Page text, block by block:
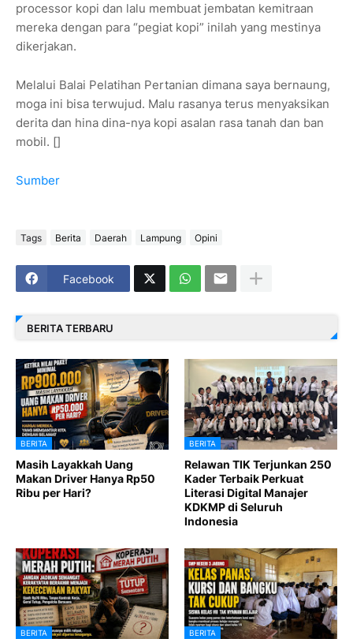
processor kopi dan lalu membuat jembatan kemitraan
mereka dengan para “pegiat kopi” inilah yang mestinya
dikerjakan.
Melalui Balai Pelatihan Pertanian dimana saya bernaung,
moga ini bisa terwujud. Malu rasanya terus menyaksikan
derita dan hina dina-nya kopi asalan rasa tanah dan ban
mobil. []
Sumber
Tags Berita Daerah Lampung Opini
Facebook
BERITA TERBARU
BERITA
Masih Layakkah Uang
Makan Driver Hanya Rp50
Ribu per Hari?
BERITA
Relawan TIK Terjunkan 250
Kader Terbaik Perkuat
Literasi Digital Manajer
KDKMP di Seluruh
Indonesia
BERITA BERITA